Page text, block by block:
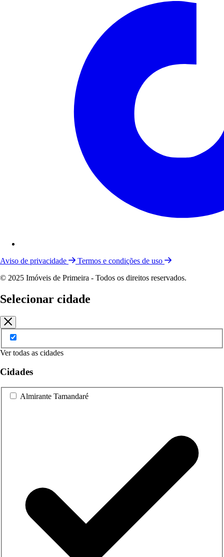
Aviso de privacidade
Termos e condições de uso
© 2025 Imóveis de Primeira - Todos os direitos reservados.
Selecionar cidade
Ver todas as cidades
Cidades
Almirante Tamandaré